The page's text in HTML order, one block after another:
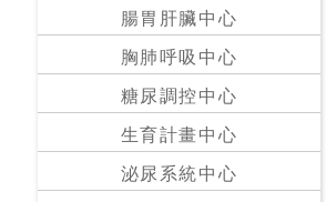
腸胃肝臟中心
胸肺呼吸中心
糖尿調控中心
生育計畫中心
泌尿系統中心